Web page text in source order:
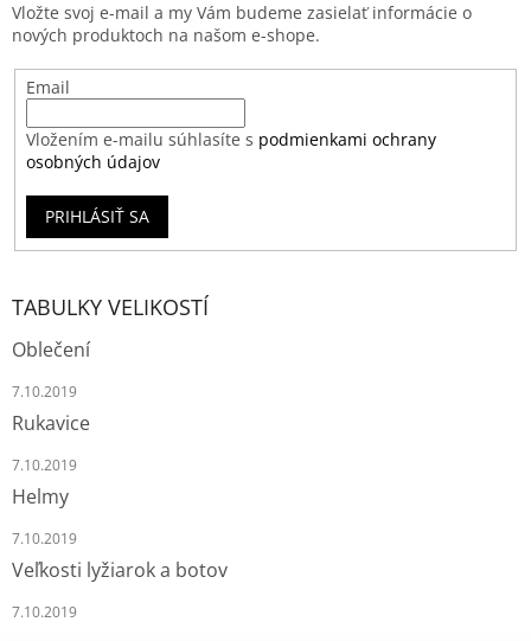
Vložte svoj e-mail a my Vám budeme zasielať informácie o
nových produktoch na našom e-shope.
Email
Vložením e-mailu súhlasíte s podmienkami ochrany
osobných údajov
PRIHLÁSIŤ SA
TABULKY VELIKOSTÍ
Oblečení
7.10.2019
Rukavice
7.10.2019
Helmy
7.10.2019
Veľkosti lyžiarok a botov
7.10.2019